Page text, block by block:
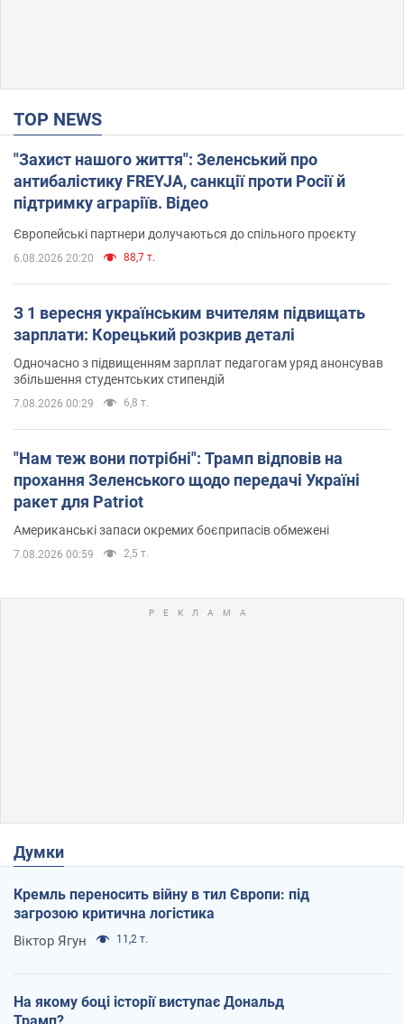
TOP NEWS
"Захист нашого життя": Зеленський про
антибалістику FREYJA, санкції проти Росії й
підтримку аграріїв. Відео
Європейські партнери долучаються до спільного проєкту
6.08.2026 20:20 88,7 т.
З 1 вересня українським вчителям підвищать
зарплати: Корецький розкрив деталі
Одночасно з підвищенням зарплат педагогам уряд анонсував
збільшення студентських стипендій
7.08.2026 00:29 6,8 т.
"Нам теж вони потрібні": Трамп відповів на
прохання Зеленського щодо передачі Україні
ракет для Patriot
Американські запаси окремих боєприпасів обмежені
7.08.2026 00:59 2,5 т.
Думки
Кремль переносить війну в тил Європи: під
загрозою критична логістика
Віктор Ягун 11,2 т.
На якому боці історії виступає Дональд
Трамп?